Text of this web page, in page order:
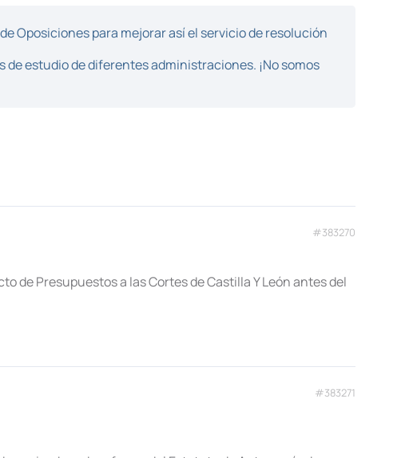
Oposiciones para mejorar así el servicio de resolución
estudio de diferentes administraciones. ¡No somos
#383270
de Presupuestos a las Cortes de Castilla Y León antes del
#383271